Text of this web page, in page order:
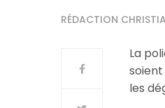
RÉDACTION
La
les